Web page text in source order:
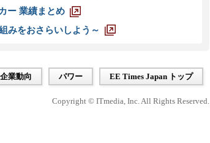
ー 業績まとめ
みをおさらいしよう～
企業動向 パワー EE Times Japan トップ
Copyright © ITmedia, Inc. All Rights Reserved.